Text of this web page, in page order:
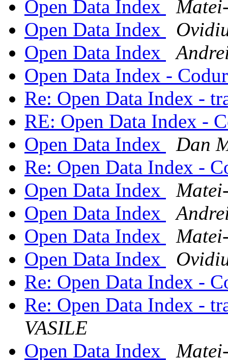
Open Data Index
Open Data Index
Open Data Index
Open Data Index -
Re: Open Data Index -
RE: Open Data Index -
Open Data Index
Dan
Re: Open Data Index -
Open Data Index
Open Data Index
Open Data Index
Open Data Index
Re: Open Data Index -
Re: Open Data Index -
VASILE
Open Data Index